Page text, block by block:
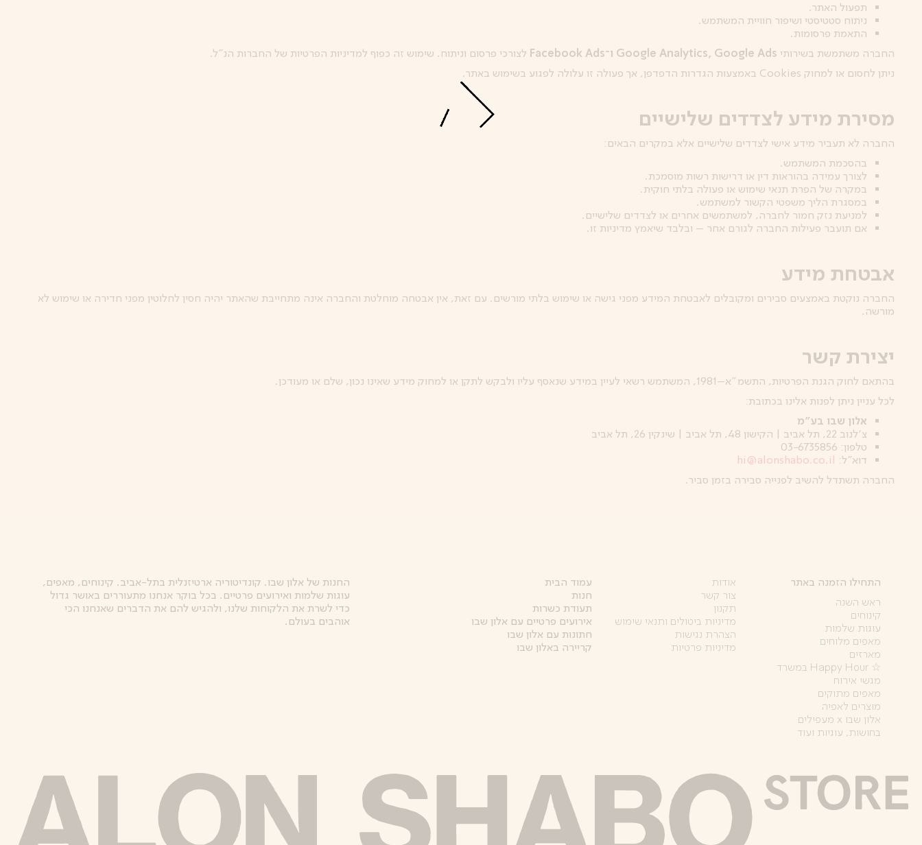
תפעול האתר.
ניתוח סטטיסטי ושיפור חוויית המשתמש.
התאמת פרסומות.
החברה משתמשת בשירותי Google Analytics, Google Ads ו־Facebook Ads
לצורכי פרסום וניתוח. שימוש זה כפוף למדיניות הפרטיות של החברות הנ”ל.
ניתן לחסום או למחוק Cookies באמצעות הגדרות הדפדפן, אך פעולה זו עלולה לפגוע בשימוש באתר.
מסירת מידע לצדדים שלישיים
החברה לא תעביר מידע אישי לצדדים שלישיים אלא במקרים הבאים:
בהסכמת המשתמש.
לצורך עמידה בהוראות דין או דרישות רשות מוסמכת.
במקרה של הפרת תנאי שימוש או פעולה בלתי חוקית.
במסגרת הליך משפטי הקשור למשתמש.
למניעת נזק חמור לחברה, למשתמשים אחרים או לצדדים שלישיים.
אם תועבר פעילות החברה לגורם אחר – ובלבד שיאמץ מדיניות זו.
אבטחת מידע
החברה נוקטת באמצעים סבירים ומקובלים לאבטחת המידע מפני גישה או שימוש בלתי מורשים. עם זאת, אין אבטחה מוחלטת והחברה אינה מתחייבת שהאתר יהיה חסין לחלוטין מפני חדירה או שימוש לא
מורשה.
יצירת קשר
בהתאם לחוק הגנת הפרטיות, התשמ”א–1981, המשתמש רשאי לעיין במידע שנאסף עליו ולבקש לתקן או למחוק מידע שאינו נכון, שלם או מעודכן.
לכל עניין ניתן לפנות אלינו בכתובת:
אלון שבו בע״מ
צ׳לנוב 22, תל אביב | הקישון 48, תל אביב | שינקין 26, תל אביב
טלפון: 03-6735856
דוא”ל: hi@alonshabo.co.il
החברה תשתדל להשיב לפנייה סבירה בזמן סביר.
התחילו הזמנה באתר
ראש השנה
קינוחים
עוגות שלמות
מאפים מלוחים
מארזים
☆ Happy Hour במשרד
מגשי אירוח
מאפים מתוקים
מוצרים לאפיה
אלון שבו x מעפילים
בחושות, עוגיות ועוד
אודות
צור קשר
תקנון
מדיניות ביטולים ותנאי שימוש
הצהרת נגישות
מדיניות פרטיות
עמוד הבית
חנות
תעודת כשרות
אירועים פרטיים עם אלון שבו
חתונות עם אלון שבו
קריירה באלון שבו
החנות של אלון שבו. קונדיטוריה ארטיזנלית בתל-אביב. קינוחים, מאפים,
עוגות שלמות ואירועים פרטיים. בכל בוקר אנחנו מתעוררים באושר גדול
כדי לשרת את הלקוחות שלנו, ולהגיש להם את הדברים שאנחנו הכי
אוהבים בעולם.